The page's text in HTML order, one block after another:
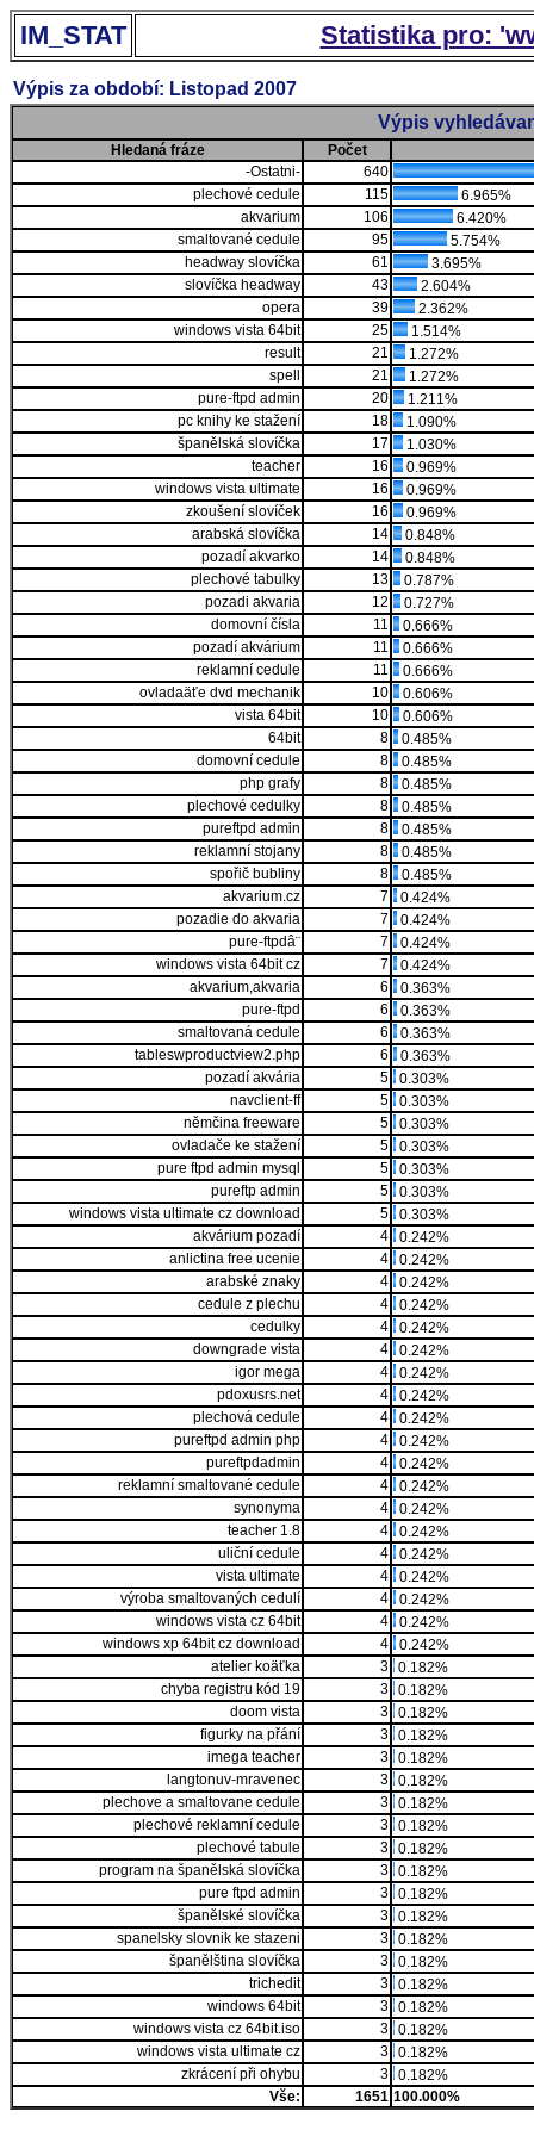
IM_STAT Statistika pro:
Výpis za období: Listopad 2007
Výpis
Hledaná fráze
Počet
-Ostatni-
640
plechové cedule
115
6.965%
akvarium
106
6.420%
smaltované cedule
95
5.754%
headway slovíčka
61
3.695%
slovíčka headway
43
2.604%
opera
39
2.362%
windows vista 64bit
25
1.514%
result
21
1.272%
spell
21
1.272%
pure-ftpd admin
20
1.211%
pc knihy ke stažení
18
1.090%
španělská slovíčka
17
1.030%
teacher
16
0.969%
windows vista ultimate
16
0.969%
zkoušení slovíček
16
0.969%
arabská slovíčka
14
0.848%
pozadí akvarko
14
0.848%
plechové tabulky
13
0.787%
pozadi akvaria
12
0.727%
domovní čísla
11
0.666%
pozadí akvárium
11
0.666%
reklamní cedule
11
0.666%
ovladaäťe dvd mechanik
10
0.606%
vista 64bit
10
0.606%
64bit
8
0.485%
domovní cedule
8
0.485%
php grafy
8
0.485%
plechové cedulky
8
0.485%
pureftpd admin
8
0.485%
reklamní stojany
8
0.485%
spořič bubliny
8
0.485%
akvarium.cz
7
0.424%
pozadie do akvaria
7
0.424%
pure-ftpdâ¨
7
0.424%
windows vista 64bit cz
7
0.424%
akvarium,akvaria
6
0.363%
pure-ftpd
6
0.363%
smaltovaná cedule
6
0.363%
tableswproductview2.php
6
0.363%
pozadí akvária
5
0.303%
navclient-ff
5
0.303%
němčina freeware
5
0.303%
ovladače ke stažení
5
0.303%
pure ftpd admin mysql
5
0.303%
pureftp admin
5
0.303%
windows vista ultimate cz download
5
0.303%
akvárium pozadí
4
0.242%
anlictina free ucenie
4
0.242%
arabské znaky
4
0.242%
cedule z plechu
4
0.242%
cedulky
4
0.242%
downgrade vista
4
0.242%
igor mega
4
0.242%
pdoxusrs.net
4
0.242%
plechová cedule
4
0.242%
pureftpd admin php
4
0.242%
pureftpdadmin
4
0.242%
reklamní smaltované cedule
4
0.242%
synonyma
4
0.242%
teacher 1.8
4
0.242%
uliční cedule
4
0.242%
vista ultimate
4
0.242%
výroba smaltovaných cedulí
4
0.242%
windows vista cz 64bit
4
0.242%
windows xp 64bit cz download
4
0.242%
atelier koäťka
3 0.182%
chyba registru kód 19
3 0.182%
doom vista
3 0.182%
figurky na přání
3 0.182%
imega teacher
3 0.182%
langtonuv-mravenec
3 0.182%
plechove a smaltovane cedule
3 0.182%
plechové reklamní cedule
3 0.182%
plechové tabule
3 0.182%
program na španělská slovíčka
3 0.182%
pure ftpd admin
3 0.182%
španělské slovíčka
3 0.182%
spanelsky slovnik ke stazeni
3 0.182%
španělština slovíčka
3 0.182%
trichedit
3 0.182%
windows 64bit
3 0.182%
windows vista cz 64bit.iso
3 0.182%
windows vista ultimate cz
3 0.182%
zkrácení při ohybu
3 0.182%
Vše:
1651 100.000%